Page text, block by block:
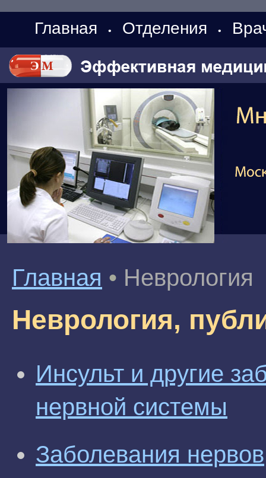
Главная • Отделения •
Главная • Неврология
Неврология,
Инсульт и другие
нервной системы
Заболевания нервов